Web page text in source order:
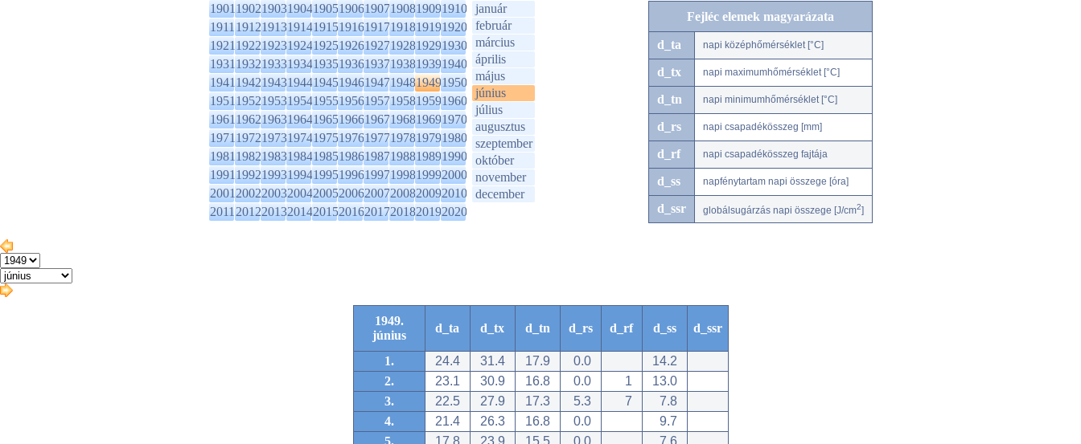
1901190219031904190519061907190819091910
1911191219131914191519161917191819191920
1921192219231924192519261927192819291930
1931193219331934193519361937193819391940
1941194219431944194519461947194819491950
1951195219531954195519561957195819591960
1961196219631964196519661967196819691970
1971197219731974197519761977197819791980
1981198219831984198519861987198819891990
1991199219931994199519961997199819992000
2001200220032004200520062007200820092010
2011201220132014201520162017201820192020
január
február
március
április
május
június
július
augusztus
szeptember
október
november
december
Fejléc elemek magyarázata
d_ta napi középhőmérséklet [°C]
d_tx napi maximumhőmérséklet [°C]
d_tn napi minimumhőmérséklet [°C]
d_rs napi csapadékösszeg [mm]
d_rf napi csapadékösszeg fajtája
d_ss napfénytartam napi összege [óra]
d_ssr globálsugárzás napi összege [J/cm2]
1949.
június
d_ta d_tx d_tn d_rs d_rf d_ss d_ssr
1. 24.4 31.4 17.9 0.0
14.2
2.
23.1 30.9 16.8 0.0 1
13.0
3.
22.5 27.9 17.3 5.3 7
7.8
4.
21.4 26.3 16.8 0.0
9.7
5.
17.8 23.9 15.5 0.0
7.6